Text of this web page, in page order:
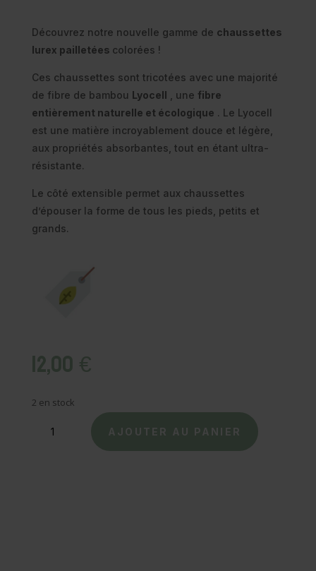
Découvrez notre nouvelle gamme de chaussettes
lurex pailletées colorées !
Ces chaussettes sont tricotées avec une majorité
de fibre de bambou Lyocell , une fibre
entièrement naturelle et écologique . Le Lyocell
est une matière incroyablement douce et légère,
aux propriétés absorbantes, tout en étant ultra-
résistante.
Le côté extensible permet aux chaussettes
d’épouser la forme de tous les pieds, petits et
grands.
12,00€
2 en stock
AJOUTER AU PANIER